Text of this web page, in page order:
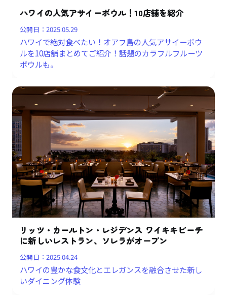
ハワイの人気アサイーボウル！10店舗を紹介
公開日：2025.05.29
ハワイで絶対食べたい！オアフ島の人気アサイーボウ
ルを10店舗まとめてご紹介！話題のカラフルフルーツ
ボウルも。
リッツ・カールトン・レジデンス ワイキキビーチ
に新しいレストラン、ソレラがオープン
公開日：2025.04.24
ハワイの豊かな食文化とエレガンスを融合させた新し
いダイニング体験